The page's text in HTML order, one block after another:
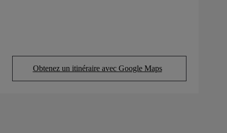
Obtenez un itinéraire avec Google Maps
(Opens in new tab)